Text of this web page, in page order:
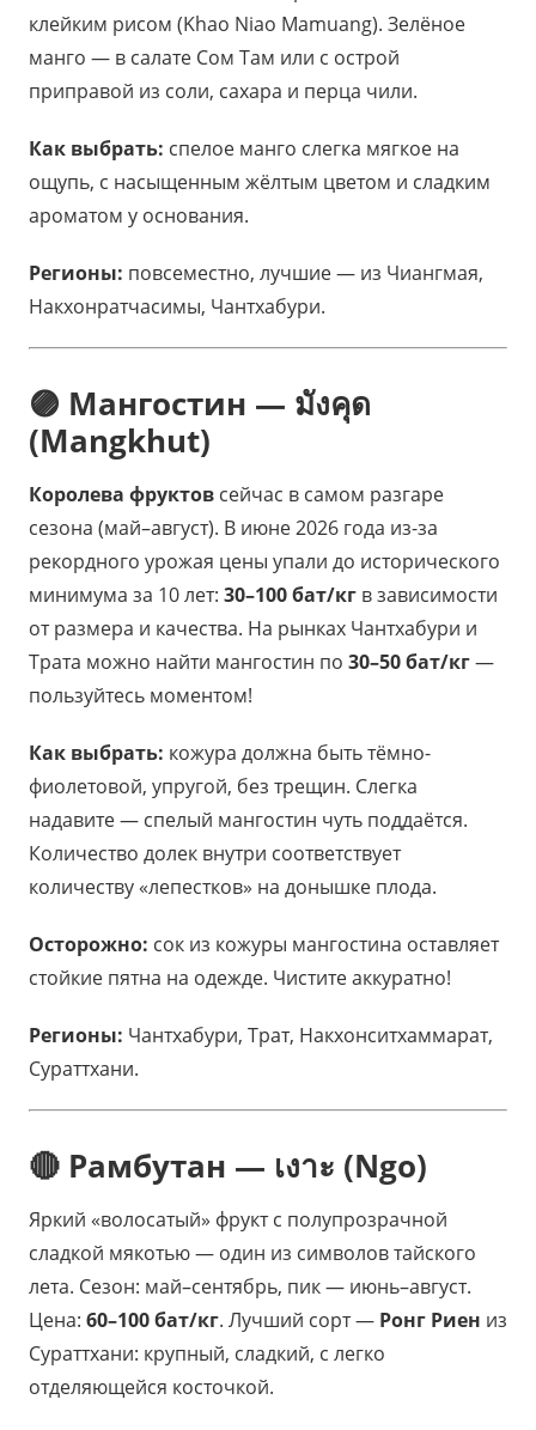
клейким рисом (Khao Niao Mamuang). Зелёное
манго — в салате Сом Там или с острой
приправой из соли, сахара и перца чили.
Как выбрать: спелое манго слегка мягкое на
ощупь, с насыщенным жёлтым цветом и сладким
ароматом у основания.
Регионы: повсеместно, лучшие — из Чиангмая,
Накхонратчасимы, Чантхабури.
🟣 Мангостин — มังคุด
(Mangkhut)
Королева фруктов сейчас в самом разгаре
сезона (май–август). В июне 2026 года из-за
рекордного урожая цены упали до исторического
минимума за 10 лет: 30–100 бат/кг в зависимости
от размера и качества. На рынках Чантхабури и
Трата можно найти мангостин по 30–50 бат/кг—
пользуйтесь моментом!
Как выбрать: кожура должна быть тёмно-
фиолетовой, упругой, без трещин. Слегка
надавите — спелый мангостин чуть поддаётся.
Количество долек внутри соответствует
количеству «лепестков» на донышке плода.
Осторожно: сок из кожуры мангостина оставляет
стойкие пятна на одежде. Чистите аккуратно!
Регионы: Чантхабури, Трат, Накхонситхаммарат,
Сураттхани.
🔴 Рамбутан — เงาะ (Ngo)
Яркий «волосатый» фрукт с полупрозрачной
сладкой мякотью — один из символов тайского
лета. Сезон: май–сентябрь, пик — июнь–август.
Цена: 60–100 бат/кг. Лучший сорт — Ронг Риен из
Сураттхани: крупный, сладкий, с легко
отделяющейся косточкой.